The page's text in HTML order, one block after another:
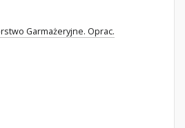
Garmażeryjne. Oprac.